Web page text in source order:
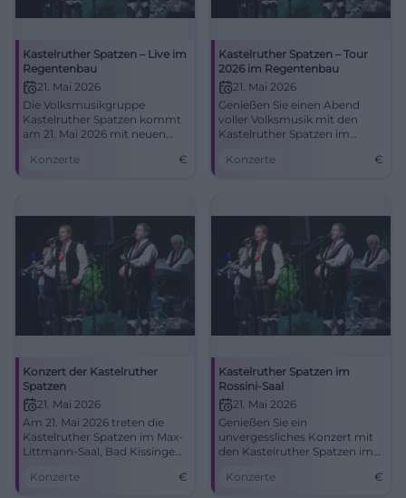
Kastelruther Spatzen – Live im
Regentenbau
21. Mai 2026
Die Volksmusikgruppe
Kastelruther Spatzen kommt
am 21. Mai 2026 mit neuen
Kissingen. Erleben Sie ein
Konzerte €
Kastelruther Spatzen – Tour
2026 im Regentenbau
21. Mai 2026
Genießen Sie einen Abend
voller Volksmusik mit den
Kastelruther Spatzen im
Konzerte
€
Konzert der Kastelruther
Spatzen
21. Mai 2026
Am 21. Mai 2026 treten die
Kastelruther Spatzen im Max-
Littmann-Saal, Bad Kissingen,
Musik live!
Konzerte €
Kastelruther Spatzen im
Rossini-Saal
21. Mai 2026
Genießen Sie ein
unvergessliches Konzert mit
den Kastelruther Spatzen im
am 21. Mai 2026.
Konzerte €